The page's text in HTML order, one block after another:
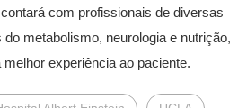
com profissionais de diversas
metabolismo, neurologia e nutrição,
experiência ao paciente.